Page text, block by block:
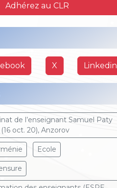
Adhérez au CLR
X Linkedin
de l’enseignant Samuel Paty
(16 oct. 20), Anzorov
Ecole